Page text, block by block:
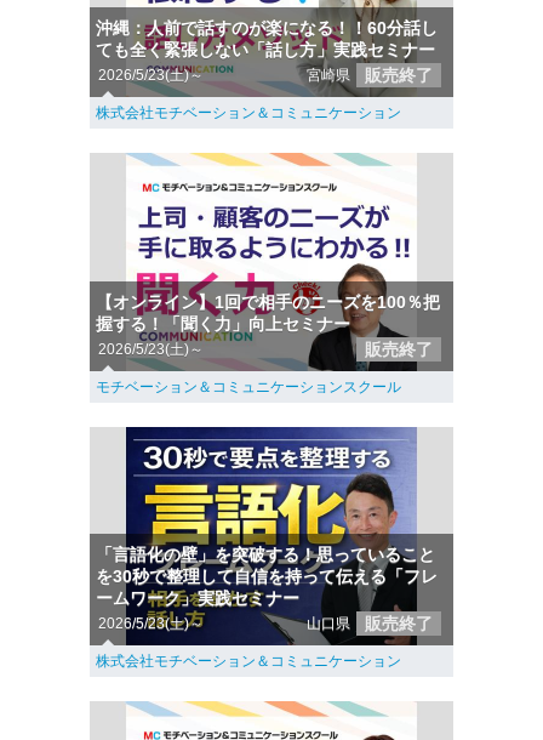
沖縄：人前で話すのが楽になる！！60分話し
ても全く緊張しない「話し方」実践セミナー
2026/5/23(土)～ 宮崎県 販売終了
株式会社モチベーション＆コミュニケーション
【オンライン】1回で相手のニーズを100％把
握する！「聞く力」向上セミナー
2026/5/23(土)～ 販売終了
モチベーション＆コミュニケーションスクール
「言語化の壁」を突破する！思っていること
を30秒で整理して自信を持って伝える「フレ
ームワーク」実践セミナー
2026/5/23(土)～ 山口県 販売終了
株式会社モチベーション＆コミュニケーション